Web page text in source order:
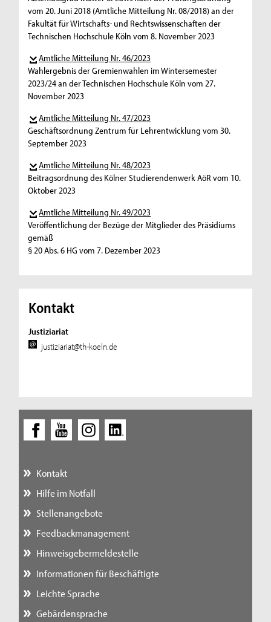
vom 20. Juni 2018 (Amtliche Mitteilung Nr. 08/2018) an der
Fakultät für Wirtschafts- und Rechtswissenschaften der
Technischen Hochschule Köln vom 8. November 2023
Amtliche Mitteilung Nr. 46/2023
Wahlergebnis der Gremienwahlen im Wintersemester
2023/24 an der Technischen Hochschule Köln vom 27.
November 2023
Amtliche Mitteilung Nr. 47/2023
Geschäftsordnung Zentrum für Lehrentwicklung vom 30.
September 2023
Amtliche Mitteilung Nr. 48/2023
Beitragsordnung des Kölner Studierendenwerk AöR vom 10.
Oktober 2023
Amtliche Mitteilung Nr. 49/2023
Veröffentlichung der Bezüge der Mitglieder des Präsidiums
gemäß
§ 20 Abs. 6 HG vom 7. Dezember 2023
Kontakt
Justiziariat
justiziariat@th-koeln.de
Kontakt
Hilfe im Notfall
Stellenangebote
Feedbackmanagement
Hinweisgebermeldestelle
Informationen für Beschäftigte
Leichte Sprache
Gebärdensprache